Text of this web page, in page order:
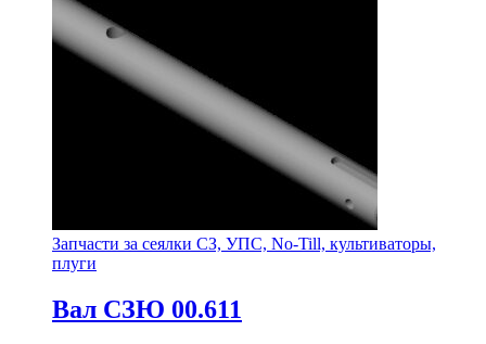
Запчасти за сеялки СЗ, УПС, No-Till, культиваторы,
плуги
Вал СЗЮ 00.611